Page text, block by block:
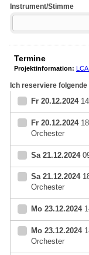
Instrument/Stimme
Termine
Projektinformation:
Ich reserviere folgende
Fr 20.12.2024
Fr 20.12.2024
Orchester
Sa 21.12.2024
Sa 21.12.2024
Orchester
Mo 23.12.2024
Mo 23.12.2024
Orchester